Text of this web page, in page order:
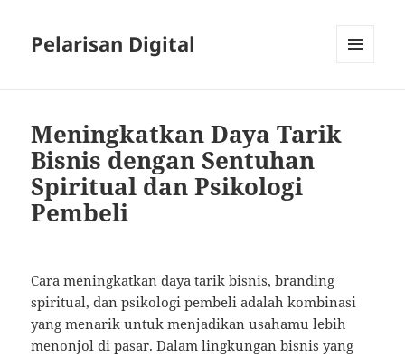
Pelarisan Digital
Meningkatkan Daya Tarik
Bisnis dengan Sentuhan
Spiritual dan Psikologi
Pembeli
Cara meningkatkan daya tarik bisnis, branding
spiritual, dan psikologi pembeli adalah kombinasi
yang menarik untuk menjadikan usahamu lebih
menonjol di pasar. Dalam lingkungan bisnis yang